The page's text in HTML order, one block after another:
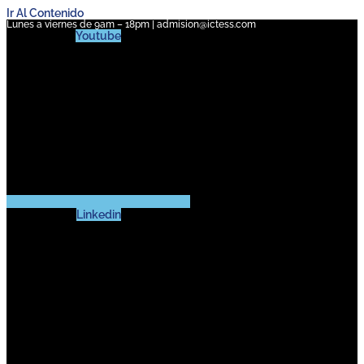
Ir Al Contenido
Lunes a viernes de 9am – 18pm | admision@ictess.com
Youtube
Linkedin